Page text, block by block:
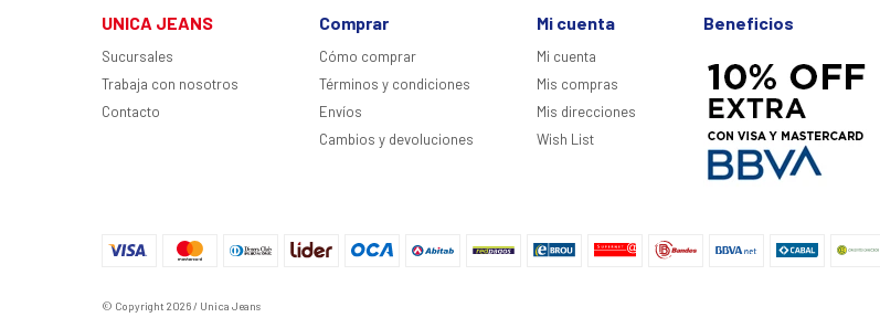
UNICA JEANS
Sucursales
Trabaja con nosotros
Contacto
Comprar
Cómo comprar
Términos y condiciones
Envíos
Cambios y devoluciones
Mi cuenta
Mi cuenta
Mis compras
Mis direcciones
Wish List
Beneficios
© Copyright 2026 / Unica Jeans